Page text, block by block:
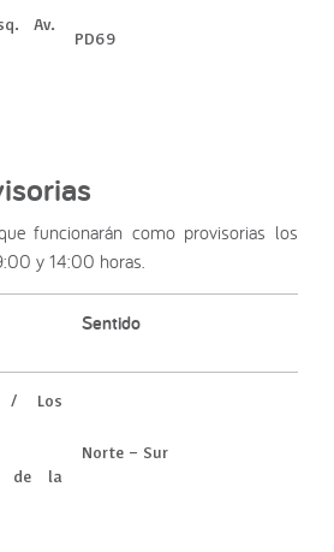
Av.
PD69
funcionarán como provisorias los
y 14:00 horas.
Sentido
/ Los
de la
Norte – Sur